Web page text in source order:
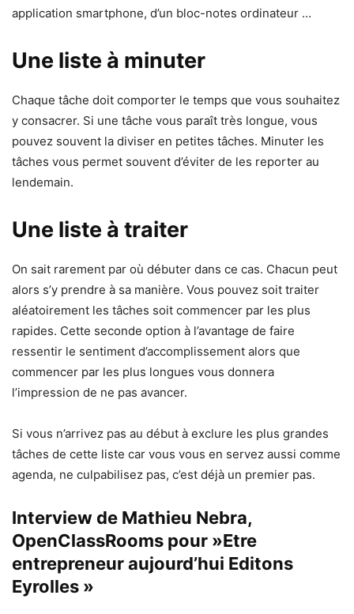
application smartphone, d’un bloc-notes ordinateur …
Une liste à minuter
Chaque tâche doit comporter le temps que vous souhaitez
y consacrer. Si une tâche vous paraît très longue, vous
pouvez souvent la diviser en petites tâches. Minuter les
tâches vous permet souvent d’éviter de les reporter au
lendemain.
Une liste à traiter
On sait rarement par où débuter dans ce cas. Chacun peut
alors s’y prendre à sa manière. Vous pouvez soit traiter
aléatoirement les tâches soit commencer par les plus
rapides. Cette seconde option à l’avantage de faire
ressentir le sentiment d’accomplissement alors que
commencer par les plus longues vous donnera
l’impression de ne pas avancer.
Si vous n’arrivez pas au début à exclure les plus grandes
tâches de cette liste car vous vous en servez aussi comme
agenda, ne culpabilisez pas, c’est déjà un premier pas.
Interview de Mathieu Nebra,
OpenClassRooms pour »Etre
entrepreneur aujourd’hui Editons
Eyrolles »